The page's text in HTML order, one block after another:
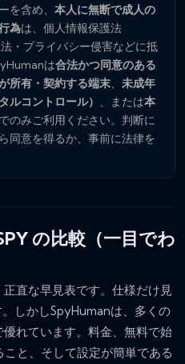
を含め、 本人に無断で成人の
為は、個人情報保護法
・プライバシー侵害などに抵
は合法かつ同意のある
所有・契約する端末、 未成年
ルコントロール） 、または本
でのみご利用ください。判断に
同意を得るか、事前に法律を
の比較（一目でわ
直な早見表です。仕様だけ見
しかしSpyHumanは、多くの
れています。料金、無料で始
と、そして設定が簡単である